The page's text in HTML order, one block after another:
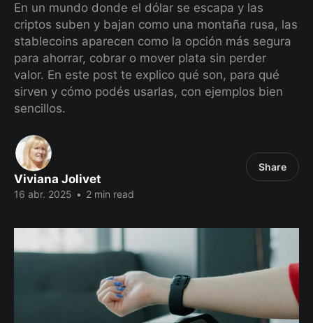
En un mundo donde el dólar se escapa y las
criptos suben y bajan como una montaña rusa, las
stablecoins aparecen como la opción más segura
para ahorrar, cobrar o mover plata sin perder
valor. En este post te explico qué son, para qué
sirven y cómo podés usarlas, con ejemplos bien
sencillos.
Viviana Jolivet
16 abr. 2025 • 2 min read
Share